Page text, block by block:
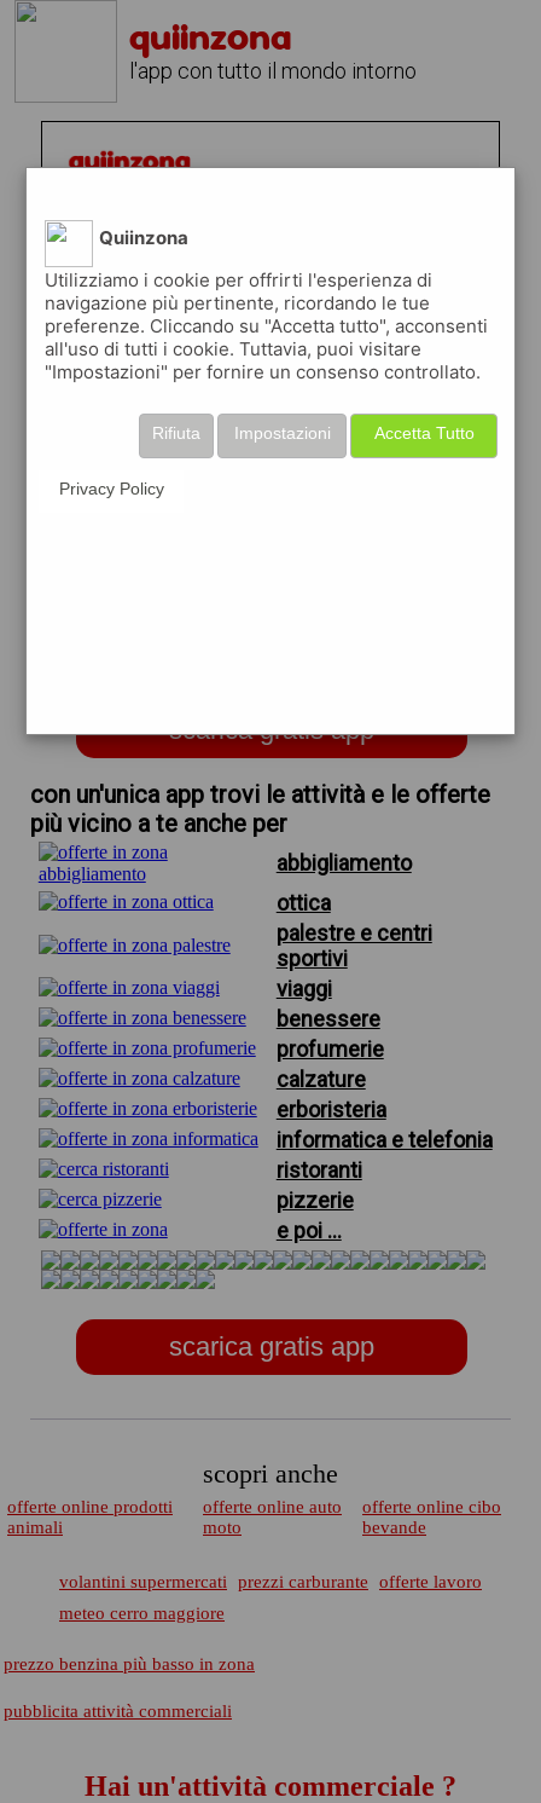
quiinzona
l'app con tutto il mondo intorno
scarica gratis app
con un'unica app trovi le attività e le offerte
più vicino a te anche per
abbigliamento
ottica
palestre e centri
sportivi
viaggi
benessere
profumerie
calzature
erboristeria
informatica e telefonia
ristoranti
pizzerie
e poi ...
scarica gratis app
scopri anche
offerte online prodotti
animali
offerte online auto
moto
offerte online cibo
bevande
volantini supermercati prezzi carburante
offerte lavoro
meteo cerro maggiore
prezzo benzina più basso in zona
pubblicita attività commerciali
Hai un'attività commerciale ?
Quiinzona
Utilizziamo i cookie per offrirti l'esperienza di
navigazione più pertinente, ricordando le tue
preferenze. Cliccando su "Accetta tutto", acconsenti
all'uso di tutti i cookie. Tuttavia, puoi visitare
"Impostazioni" per fornire un consenso controllato.
Accetta Tutto
Impostazioni
Rifiuta
Privacy Policy